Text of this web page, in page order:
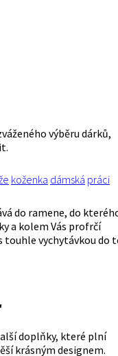
výběru dárků,
koženka dámská práci
do ramene, do
a kolem Vás profrčí
touhle vychytávkou do
doplňky, které plní
krásným designem.